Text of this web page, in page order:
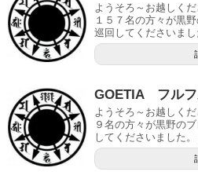
ようそろ～お越しく
１５７名の方々が黒
巡回してくださいまし
GOETIA フルフ
ようそろ～お越しく
９名の方々が黒野の
してくださいました。